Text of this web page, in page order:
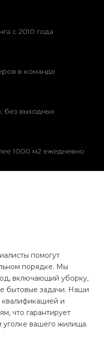
с 2010 года
в команде
без выходных
1000 м2 ежедневно
помогут
порядке. Мы
включающий уборку,
бытовые задачи. Наши
и
что гарантирует
уголке вашего жилища.